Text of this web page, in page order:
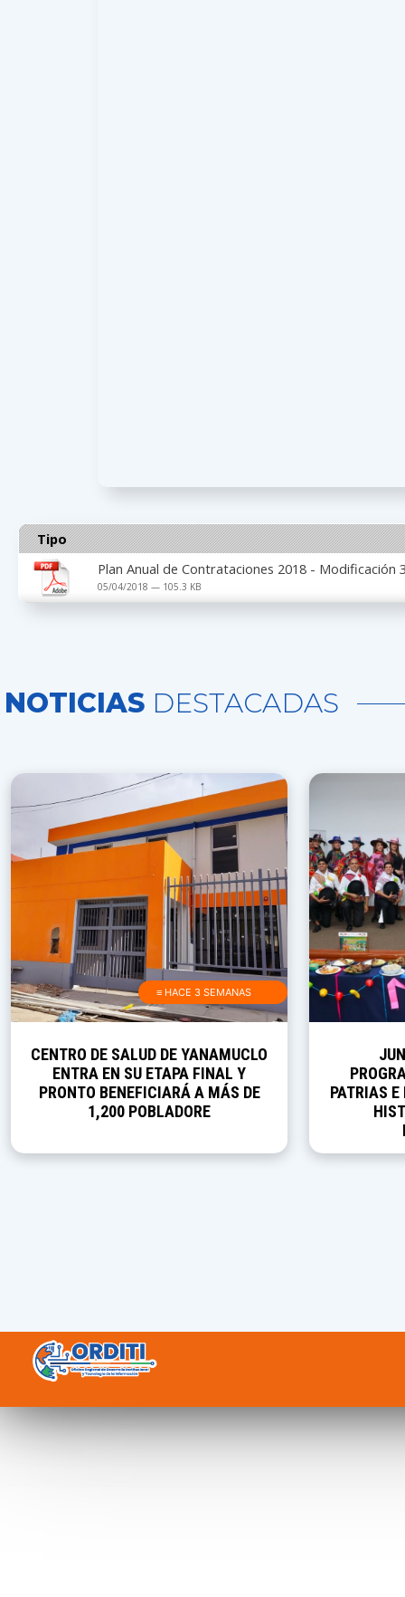
Tipo
Plan Anual de Contrataciones 2018 - Modificación
05/04/2018 — 105.3 KB
NOTICIAS DESTACADAS
≡ HACE 3 SEMANAS
CENTRO DE SALUD DE YANAMUCLO
ENTRA EN SU ETAPA FINAL Y
PRONTO BENEFICIARÁ A MÁS DE
1,200 POBLADORE
PATRIAS